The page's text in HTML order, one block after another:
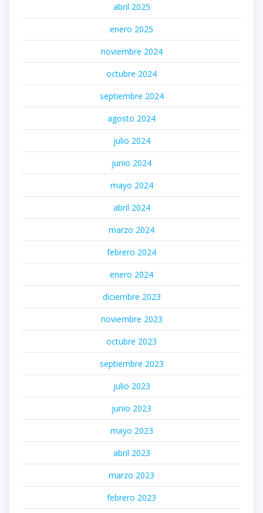
abril 2025
enero 2025
noviembre 2024
octubre 2024
septiembre 2024
agosto 2024
julio 2024
junio 2024
mayo 2024
abril 2024
marzo 2024
febrero 2024
enero 2024
diciembre 2023
noviembre 2023
octubre 2023
septiembre 2023
julio 2023
junio 2023
mayo 2023
abril 2023
marzo 2023
febrero 2023